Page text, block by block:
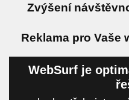
Zvýšení
Reklama pro Vaše
WebSurf je